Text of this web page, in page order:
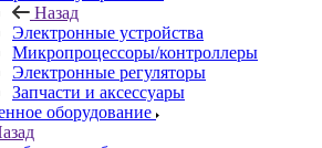
Назад
Электронные устройства
Микропроцессоры/контроллеры
Электронные регуляторы
Запчасти и аксессуары
оборудование